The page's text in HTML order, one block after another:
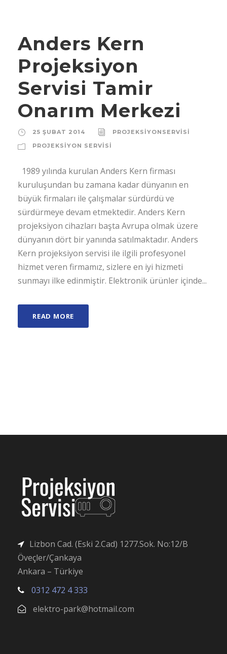
Anders Kern
Projeksiyon
Servisi Tamir
Onarım Merkezi
25 ŞUBAT 2014
PROJEKSIYONSERVISI
PROJEKSIYON SERVISI
1989 yılında kurulan Anders Kern firması
kuruluşundan bu zamana kadar dünyanın en
büyük firmaları ile çalışmalar sürdürdü ve
sürdürmeye devam etmektedir. Anders Kern
projeksiyon cihazları başta Avrupa olmak üzere
dünyanın dört bir yanında satılmaktadır. Anders
Kern projeksiyon servisi ile ilgili profesyonel
hizmet veren firmamız, sizlere en iyi hizmeti
sunmayı ilke edinmiştir. Elektronik ürünler içinde...
READ MORE
Lizbon Cad. (Eski 2.Cad) 1277.Sok. No:12/B
Öveçler/Çankaya
Ankara – Türkiye
0312 472 4 333
elektro-park@hotmail.com